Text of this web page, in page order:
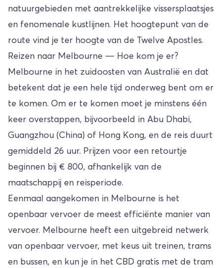
natuurgebieden met aantrekkelijke vissersplaatsjes
en fenomenale kustlijnen. Het hoogtepunt van de
route vind je ter hoogte van de Twelve Apostles.
Reizen naar Melbourne — Hoe kom je er?
Melbourne in het zuidoosten van Australië en dat
betekent dat je een hele tijd onderweg bent om er
te komen. Om er te komen moet je minstens één
keer overstappen, bijvoorbeeld in Abu Dhabi,
Guangzhou (China) of Hong Kong, en de reis duurt
gemiddeld 26 uur. Prijzen voor een retourtje
beginnen bij € 800, afhankelijk van de
maatschappij en reisperiode.
Eenmaal aangekomen in Melbourne is het
openbaar vervoer de meest efficiënte manier van
vervoer. Melbourne heeft een uitgebreid netwerk
van openbaar vervoer, met keus uit treinen, trams
en bussen, en kun je in het CBD gratis met de tram